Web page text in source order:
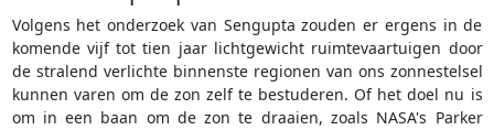
Volgens het onderzoek van Sengupta zouden er ergens in de
komende vijf tot tien jaar lichtgewicht ruimtevaartuigen door
de stralend verlichte binnenste regionen van ons zonnestelsel
kunnen varen om de zon zelf te bestuderen. Of het doel nu is
om in een baan om de zon te draaien, zoals NASA's Parker